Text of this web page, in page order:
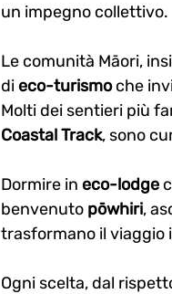
un impegno collettivo.
Le comunità Māori,
di eco-turismo che
Molti dei sentieri più
Coastal Track, sono
Dormire in eco-lodge
benvenuto pōwhiri,
trasformano il viaggio
Ogni scelta, dal